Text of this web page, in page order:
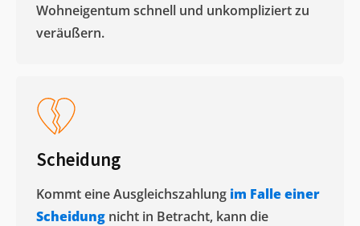
Wohneigentum schnell und unkompliziert zu
veräußern. ​
Scheidung
Kommt eine Ausgleichszahlung im Falle einer
Scheidung nicht in Betracht, kann die